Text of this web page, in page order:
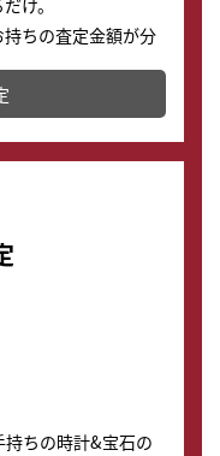
け。
ちの査定金額が分
ちの時計&宝石の